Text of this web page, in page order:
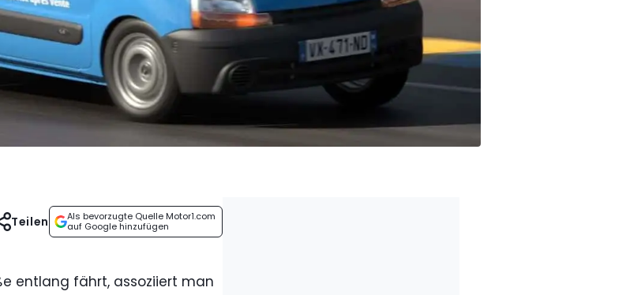
Als bevorzugte Quelle Motor1.com
auf Google hinzufügen
Teilen
entlang fährt, assoziiert man